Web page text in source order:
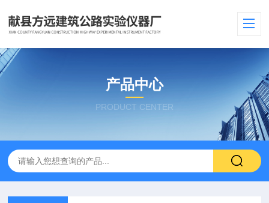
产品中心
PRODUCT CENTER